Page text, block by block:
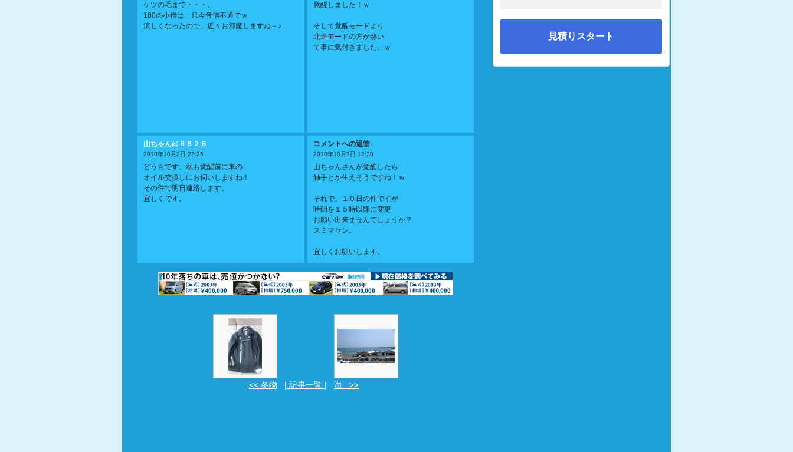
ケツの毛まで・・・。
180の小僧は、只今音信不通でｗ
涼しくなったので、近々お邪魔しますね～♪
覚醒しました！ｗ
そして覚醒モードより
北連モードの方が熱い
て事に気付きました。ｗ
山ちゃん@ＲＢ２６
2010年10月2日 23:25
どうもです、私も覚醒前に車の
オイル交換しにお伺いしますね！
その件で明日連絡します。
宜しくです。
コメントへの返答
2010年10月7日 12:30
山ちゃんさんが覚醒したら
触手とか生えそうですね！ｗ
それで、１０日の件ですが
時間を１５時以降に変更
お願い出来ませんでしょうか？
スミマセン。
宜しくお願いします。
<< 冬物 | 記事一覧 | 海 >>
見積りスタート